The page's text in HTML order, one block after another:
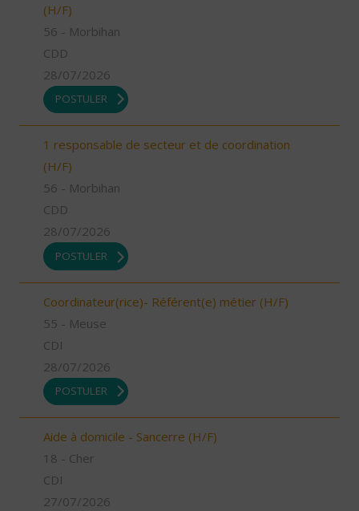
(H/F)
56 - Morbihan
CDD
28/07/2026
POSTULER
1 responsable de secteur et de coordination
(H/F)
56 - Morbihan
CDD
28/07/2026
POSTULER
Coordinateur(rice)- Référent(e) métier (H/F)
55 - Meuse
CDI
28/07/2026
POSTULER
Aide à domicile - Sancerre (H/F)
18 - Cher
CDI
27/07/2026